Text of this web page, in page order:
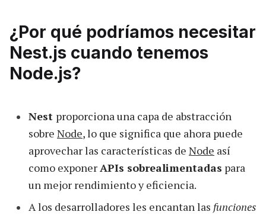
¿Por qué podríamos necesitar
Nest.js cuando tenemos
Node.js?
Nest proporciona una capa de abstracción
sobre Node, lo que significa que ahora puede
aprovechar las características de Node así
como exponerAPIs sobrealimentadas para
un mejor rendimiento y eficiencia.
A los desarrolladores les encantan las funciones